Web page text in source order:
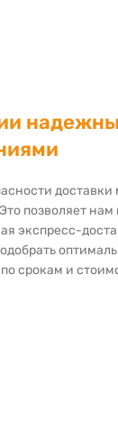
позволяет
экспресс-
срокам и